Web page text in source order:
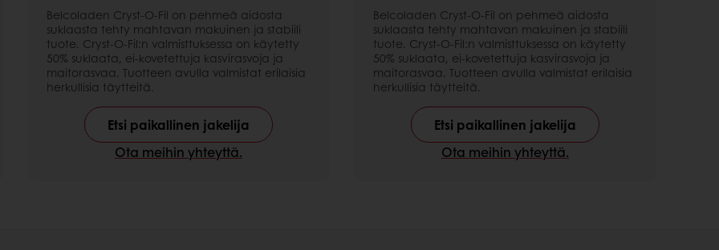
Belcoladen Cryst-O-Fil on pehmeä aidosta
suklaasta tehty mahtavan makuinen ja stabiili
tuote. Cryst-O-Fil:n valmisttuksessa on käytetty
50% suklaata, ei-kovetettuja kasvirasvoja ja
maitorasvaa. Tuotteen avulla valmistat erilaisia
herkullisia täytteitä.
Etsi paikallinen jakelija
Ota meihin yhteyttä.
Belcoladen Cryst-O-Fil on pehmeä aidosta
suklaasta tehty mahtavan makuinen ja stabiili
tuote. Cryst-O-Fil:n valmisttuksessa on käytetty
50% suklaata, ei-kovetettuja kasvirasvoja ja
maitorasvaa. Tuotteen avulla valmistat erilaisia
herkullisia täytteitä.
Etsi paikallinen jakelija
Ota meihin yhteyttä.